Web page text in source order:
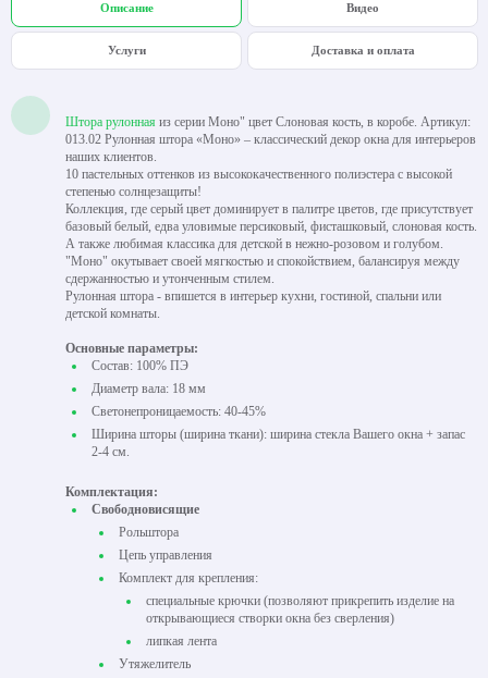
Описание Видео
Услуги Доставка и оплата
Штора рулонная из серии Моно" цвет Слоновая кость, в коробе. Артикул:
013.02 Рулонная штора «Моно» – классический декор окна для интерьеров
наших клиентов.
10 пастельных оттенков из высококачественного полиэстера с высокой
степенью солнцезащиты!
Коллекция, где серый цвет доминирует в палитре цветов, где присутствует
базовый белый, едва уловимые персиковый, фисташковый, слоновая кость.
А также любимая классика для детской в нежно-розовом и голубом.
"Моно" окутывает своей мягкостью и спокойствием, балансируя между
сдержанностью и утонченным стилем.
Рулонная штора - впишется в интерьер кухни, гостиной, спальни или
детской комнаты.
Основные параметры:
Состав: 100% ПЭ
Диаметр вала: 18 мм
Светонепроницаемость: 40-45%
Ширина шторы (ширина ткани): ширина стекла Вашего окна + запас
2-4 см.
Комплектация:
Свободновисящие
Рольштора
Цепь управления
Комплект для крепления:
специальные крючки (позволяют прикрепить изделие на
открывающиеся створки окна без сверления)
липкая лента
Утяжелитель